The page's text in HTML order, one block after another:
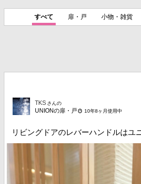
すべて 扉・戸 小物・雑貨
TKS さんの
UNIONの扉・戸 10年8ヶ月使用中
リビングドアのレバーハンドルはユ